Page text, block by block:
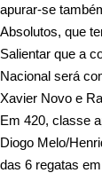
apurar-se
Absolutos, que
Salientar que a
Nacional será
Xavier Novo e
Em 420, classe
Diogo Melo/
das 6 regatas